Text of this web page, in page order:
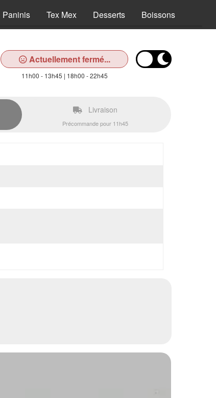
Paninis Tex Mex Desserts Boissons
Actuellement fermé...
11h00 - 13h45 | 18h00 - 22h45
Livraison
Précommande pour 11h45